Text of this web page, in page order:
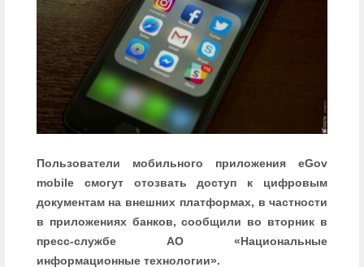
Пользователи мобильного приложения eGov
mobile смогут отозвать доступ к цифровым
документам на внешних платформах, в частности
в приложениях банков, сообщили во вторник в
пресс-службе АО «Национальные
информационные технологии».